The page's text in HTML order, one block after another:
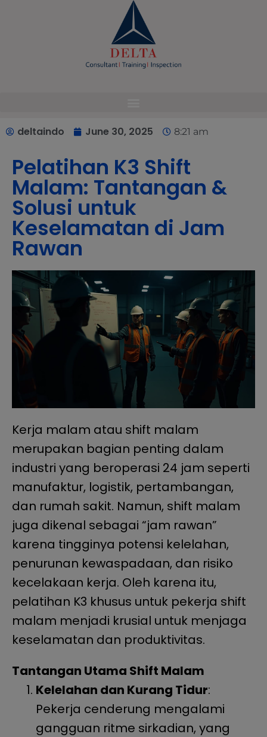
deltaindo June 30, 2025 8:21 am
Pelatihan K3 Shift
Malam: Tantangan &
Solusi untuk
Keselamatan di Jam
Rawan
Kerja malam atau shift malam
merupakan bagian penting dalam
industri yang beroperasi 24 jam seperti
manufaktur, logistik, pertambangan,
dan rumah sakit. Namun, shift malam
juga dikenal sebagai “jam rawan”
karena tingginya potensi kelelahan,
penurunan kewaspadaan, dan risiko
kecelakaan kerja. Oleh karena itu,
pelatihan K3 khusus untuk pekerja shift
malam menjadi krusial untuk menjaga
keselamatan dan produktivitas.
Tantangan Utama Shift Malam
Kelelahan dan Kurang Tidur:
Pekerja cenderung mengalami
gangguan ritme sirkadian, yang
modal-check